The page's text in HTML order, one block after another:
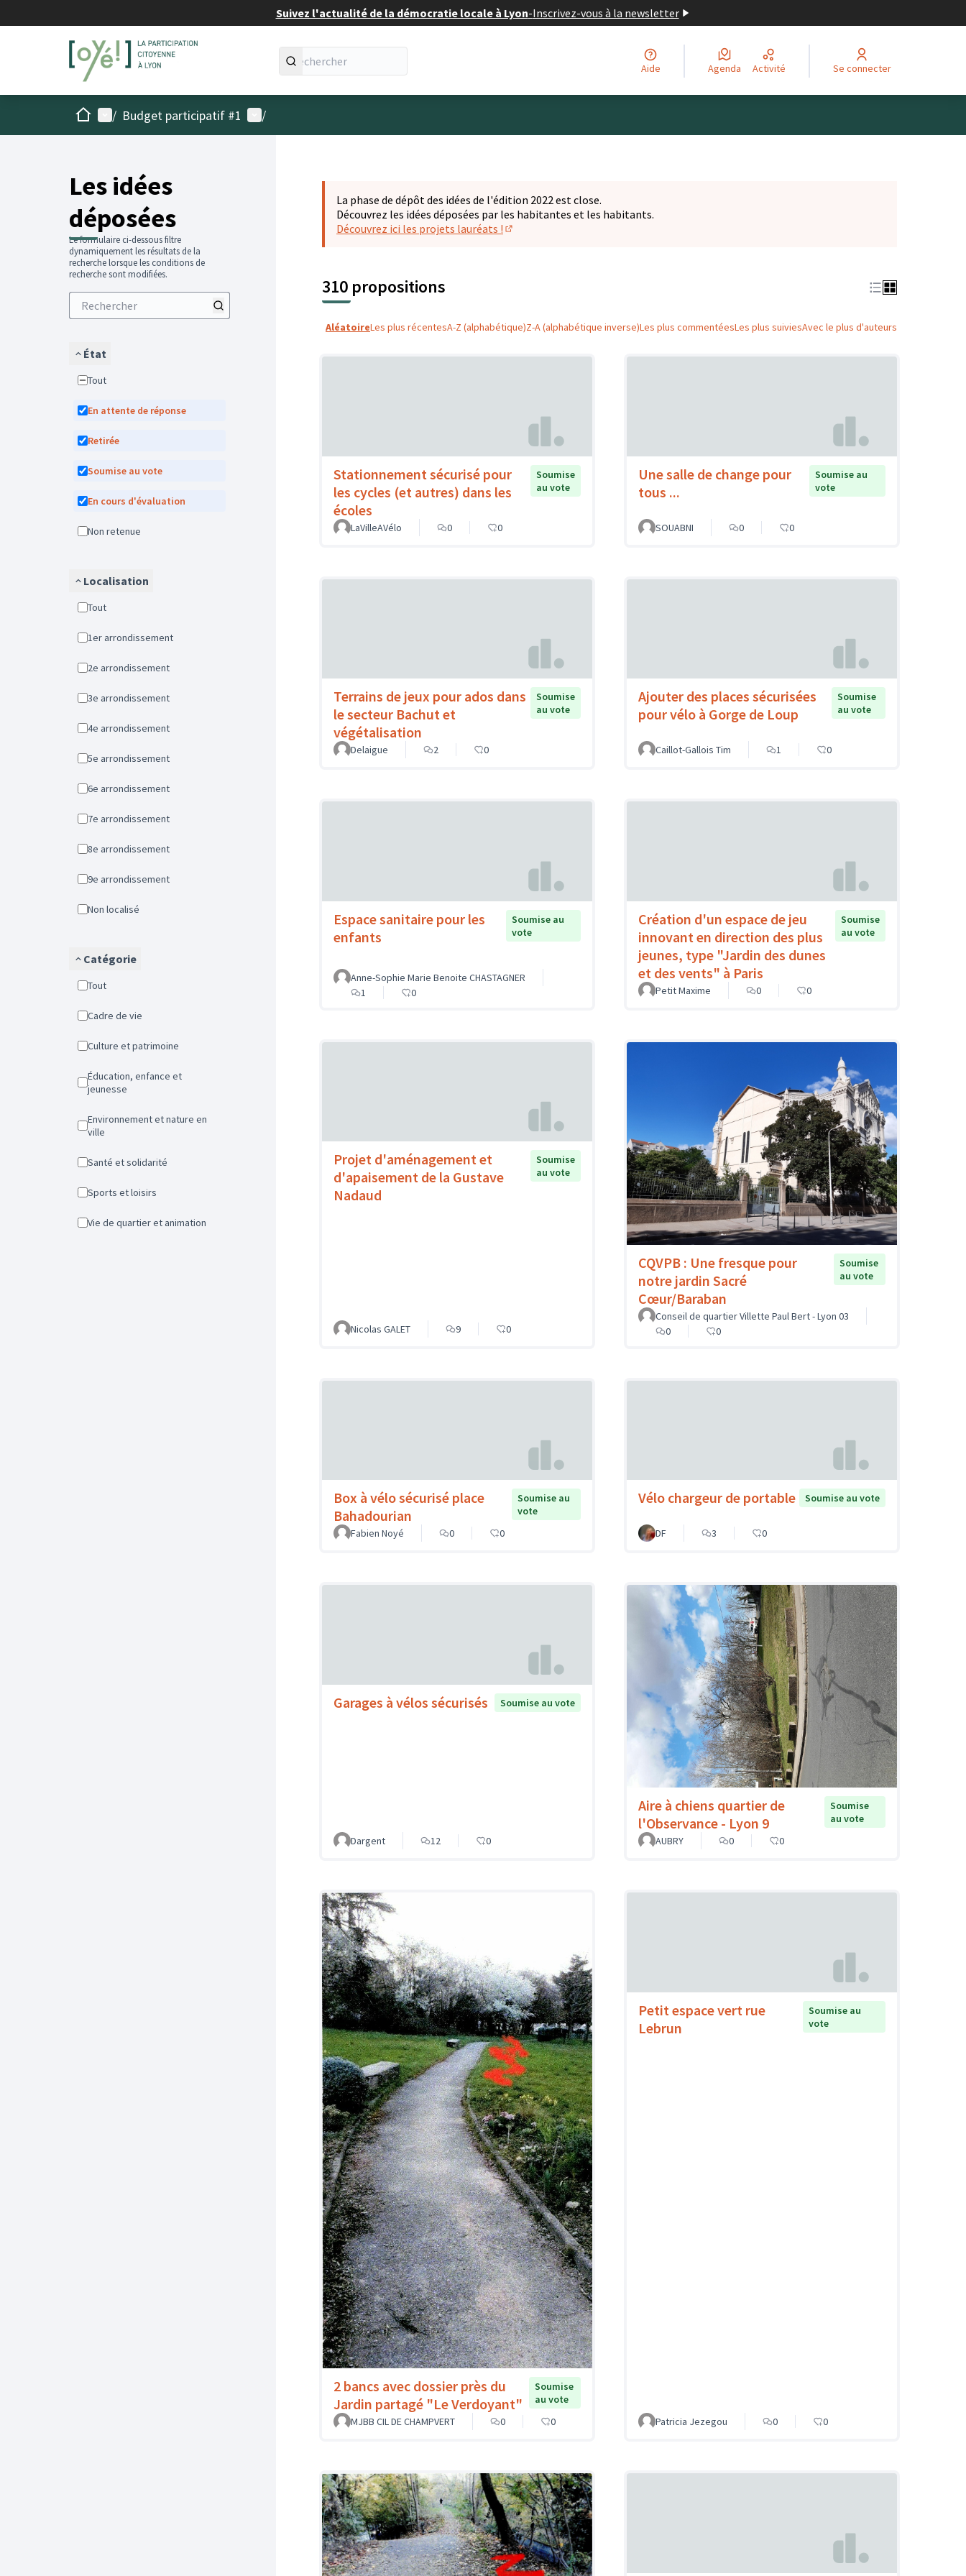
Suivez l'actualité de la démocratie locale à Lyon-Inscrivez-vous à la newsletter
Aide Agenda Activité Se connecter
AccueilMenu principal
/ Budget participatif #1 Menu utilisateur
/
Les idées
déposées
Le formulaire ci-dessous filtre
dynamiquement les résultats de la
recherche lorsque les conditions de
recherche sont modifiées.
État
Tout
En attente de réponse
Retirée
Soumise au vote
En cours d'évaluation
Non retenue
Localisation
Tout
1er arrondissement
2e arrondissement
3e arrondissement
4e arrondissement
5e arrondissement
6e arrondissement
7e arrondissement
8e arrondissement
9e arrondissement
Non localisé
Catégorie
Tout
Cadre de vie
Culture et patrimoine
Éducation, enfance et
jeunesse
Environnement et nature en
ville
Santé et solidarité
Sports et loisirs
Vie de quartier et animation
La phase de dépôt des idées de l'édition 2022 est close.
Découvrez les idées déposées par les habitantes et les habitants.
Découvrez ici les projets lauréats !
310 propositions
AléatoireLes plus récentesA-Z (alphabétique)Z-A (alphabétique inverse)Les plus commentéesLes plus suiviesAvec le plus d'auteurs
Stationnement sécurisé pour
les cycles (et autres) dans les
écoles
Soumise
au vote
LaVilleAVélo 0 0
Une salle de change pour
tous ...
Soumise au
vote
SOUABNI 0 0
Terrains de jeux pour ados dans
le secteur Bachut et
végétalisation
Soumise
au vote
Delaigue 2 0
Ajouter des places sécurisées
pour vélo à Gorge de Loup
Soumise
au vote
Caillot-Gallois Tim 1 0
Espace sanitaire pour les
enfants
Soumise au
vote
Anne-Sophie Marie Benoite CHASTAGNER
1
0
Création d'un espace de jeu
innovant en direction des plus
jeunes, type "Jardin des dunes
et des vents" à Paris
Soumise
au vote
Petit Maxime 0 0
Projet d'aménagement et
d'apaisement de la Gustave
Nadaud
Soumise
au vote
Nicolas GALET 9 0
CQVPB : Une fresque pour
notre jardin Sacré
Cœur/Baraban
Soumise
au vote
Conseil de quartier Villette Paul Bert - Lyon 03
0
0
Box à vélo sécurisé place
Bahadourian
Soumise au
vote
Fabien Noyé
0 0
Vélo chargeur de portable Soumise au vote
DF 3 0
Garages à vélos sécurisés Soumise au vote
Dargent 12 0
Aire à chiens quartier de
l'Observance - Lyon 9
Soumise
au vote
AUBRY
0 0
2 bancs avec dossier près du
Jardin partagé "Le Verdoyant"
Soumise
au vote
MJBB CIL DE CHAMPVERT
0 0
Petit espace vert rue
Lebrun
Soumise au
vote
Patricia Jezegou 0 0